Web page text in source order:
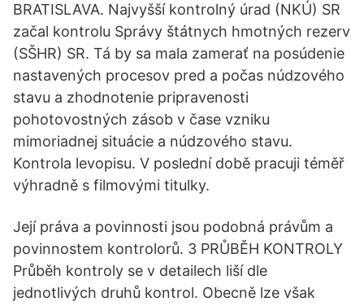
BRATISLAVA. Najvyšší kontrolný úrad (NKÚ) SR
začal kontrolu Správy štátnych hmotných rezerv
(SŠHR) SR. Tá by sa mala zamerať na posúdenie
nastavených procesov pred a počas núdzového
stavu a zhodnotenie pripravenosti
pohotovostných zásob v čase vzniku
mimoriadnej situácie a núdzového stavu.
Kontrola levopisu. V poslední době pracuji téměř
výhradně s filmovými titulky.
Její práva a povinnosti jsou podobná právům a
povinnostem kontrolorů. 3 PRŮBĚH KONTROLY
Průběh kontroly se v detailech liší dle
jednotlivých druhů kontrol. Obecně lze však